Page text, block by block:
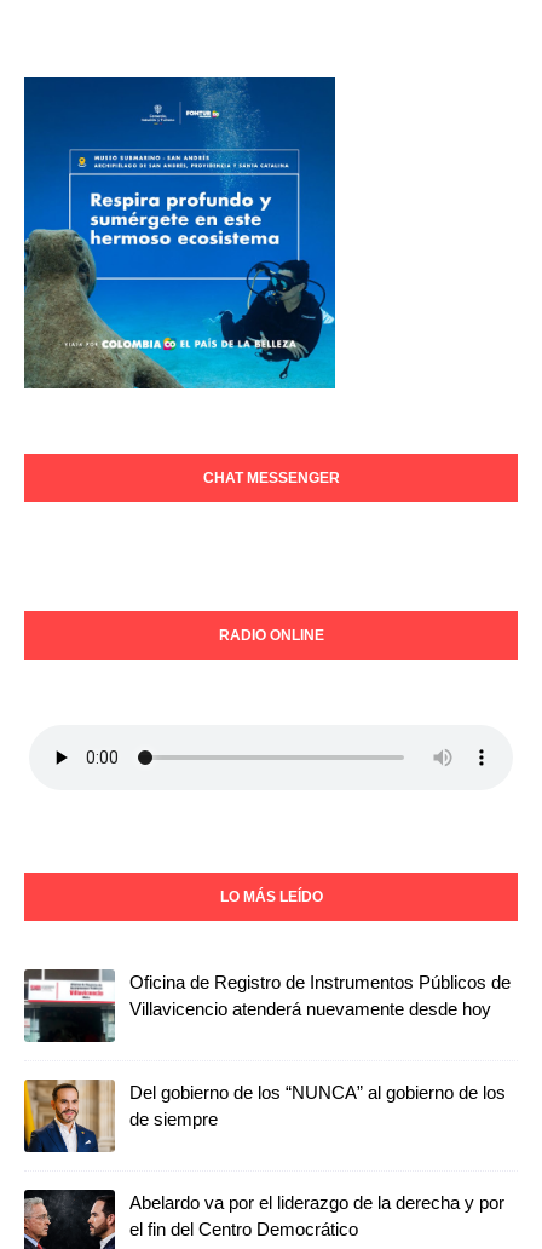
CHAT MESSENGER
RADIO ONLINE
LO MÁS LEÍDO
Oficina de Registro de Instrumentos Públicos de
Villavicencio atenderá nuevamente desde hoy
Del gobierno de los “NUNCA” al gobierno de los
de siempre
Abelardo va por el liderazgo de la derecha y por
el fin del Centro Democrático